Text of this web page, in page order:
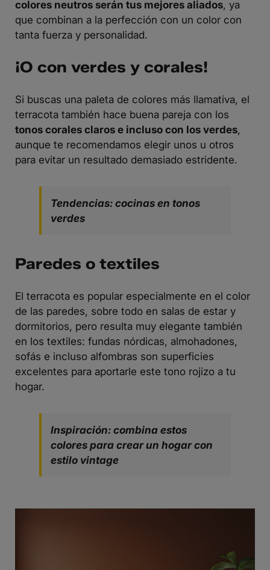
colores neutros serán tus mejores aliados, ya
que combinan a la perfección con un color con
tanta fuerza y personalidad.
¡O con verdes y corales!
Si buscas una paleta de colores más llamativa, el
terracota también hace buena pareja con los
tonos corales claros e incluso con los verdes,
aunque te recomendamos elegir unos u otros
para evitar un resultado demasiado estridente.
Tendencias: cocinas en tonos
verdes
Paredes o textiles
El terracota es popular especialmente en el color
de las paredes, sobre todo en salas de estar y
dormitorios, pero resulta muy elegante también
en los textiles: fundas nórdicas, almohadones,
sofás e incluso alfombras son superficies
excelentes para aportarle este tono rojizo a tu
hogar.
Inspiración: combina estos
colores para crear un hogar con
estilo vintage